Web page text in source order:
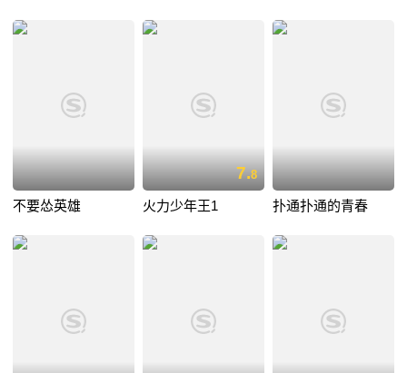
不要怂英雄
7.8
火力少年王1 扑通扑通的青春